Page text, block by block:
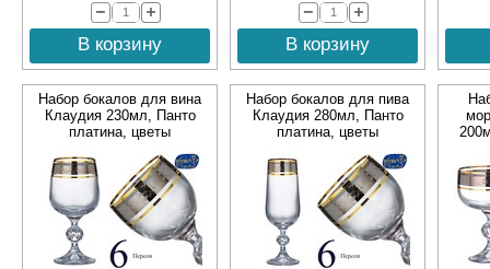
В корзину В корзину
Набор бокалов для вина
Клаудия 230мл, Панто
платина, цветы
Набор бокалов для пива
Клаудия 280мл, Панто
платина, цветы